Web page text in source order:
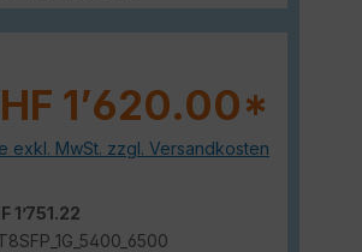
1’620.00*
exkl. MwSt. zzgl. Versandkosten
1’751.22